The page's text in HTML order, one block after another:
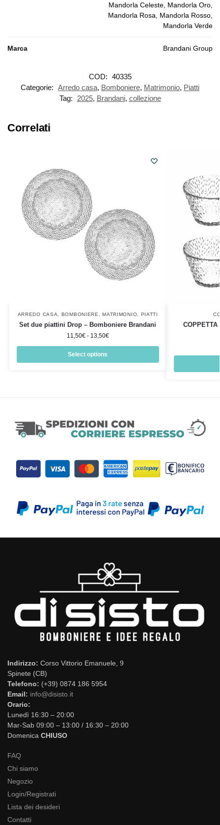
Mandorla Celeste, Mandorla Oro,
Mandorla Rosa, Mandorla Rosso,
Mandorla Verde
Marca Brandani Group
COD: 40335
Categorie: Arredo casa, Bomboniere, Matrimonio, Piatti
Tag:
2025, Brandani, collezione
Correlati
ARREDO CASA BOMBONIERE ,MATRIMONIO PIATTI
Set due piattini Drop – Bomboniere Brandani
11,50€ - 13,50€
Select options
COPPETTA
Indirizzo: Corso Vittorio Emanuele, 9
Spinete (CB)
Telefono: (+39) 0874 186 5954
Email: info@disisto.it
Orario:
Lunedì 16:30 – 20:00
Mar-Sab 09:00 – 13:00 / 16:30 – 20:00
Domenica CHIUSO
FAQ
Chi siamo
Negozio
Login/Registrati
Lista dei desideri
Contatti